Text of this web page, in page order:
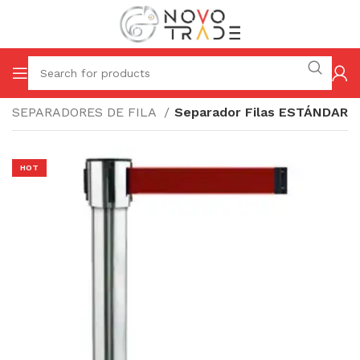
SEPARADORES DE FILA Separador Filas ESTÁNDAR
HOT